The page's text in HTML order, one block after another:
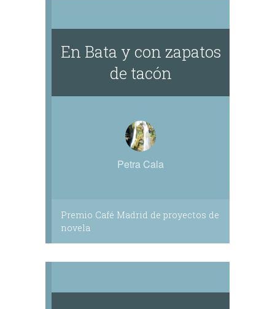
En Bata y con zapatos
de tacón
Petra Cala
Premio Café Madrid de proyectos de
novela